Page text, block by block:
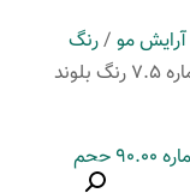
آرایش مو/رنگ
/ رنگ مو مارال سری طلایی شماره 7.5 رنگ بلوند